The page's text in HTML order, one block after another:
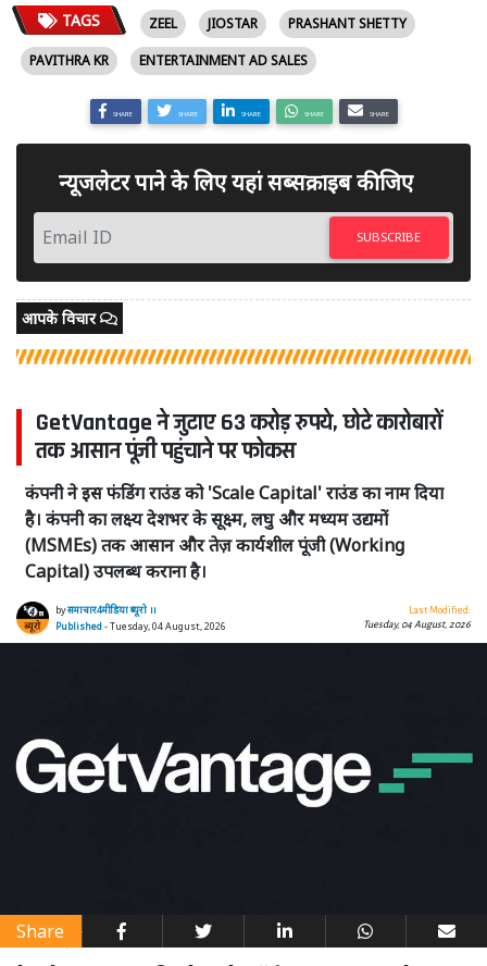
TAGS ZEEL JIOSTAR
PRASHANT SHETTY
PAVITHRA KR
ENTERTAINMENT AD SALES
SHARE SHARE SHARE SHARE SHARE
न्यूजलेटर पाने के लिए यहां सब्सक्राइब कीजिए
SUBSCRIBE
आपके विचार
GetVantage ने जुटाए 63 करोड़ रुपये, छोटे कारोबारों
तक आसान पूंजी पहुंचाने पर फोकस
कंपनी ने इस फंडिंग राउंड को 'Scale Capital' राउंड का नाम दिया
है। कंपनी का लक्ष्य देशभर के सूक्ष्म, लघु और मध्यम उद्यमों
(MSMEs) तक आसान और तेज़ कार्यशील पूंजी (Working
Capital) उपलब्ध कराना है।
byसमाचार4मीडिया ब्यूरो ।।
Published- Tuesday, 04 August, 2026
Last Modified:
Tuesday, 04 August, 2026
Share